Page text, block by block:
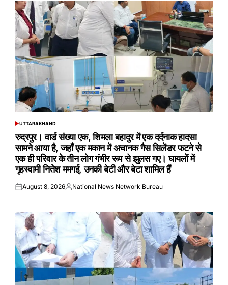
POSTED
UTTARAKHAND
रुद्रपुर। वार्ड संख्या एक, शिमला बहादुर में एक दर्दनाक हादसा
सामने आया है, जहाँ एक मकान में अचानक गैस सिलेंडर फटने से
एक ही परिवार के तीन लोग गंभीर रूप से झुलस गए। घायलों में
गृहस्वामी नितेश ममगई, उनकी बेटी और बेटा शामिल हैं
Posted
August 8, 2026Posted
National News Network Bureau